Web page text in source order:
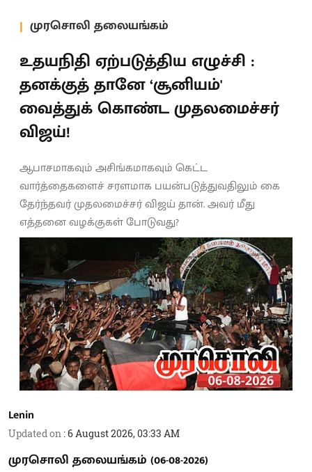
முரசொலி தலையங்கம்
உதயநிதி ஏற்படுத்திய எழுச்சி :
தனக்குத் தானே ‘சூனியம்'
வைத்துக் கொண்ட முதலமைச்சர்
விஜய்!
ஆபாசமாகவும் அசிங்கமாகவும் கெட்ட
வார்த்தைகளைச் சரளமாக பயன்படுத்துவதிலும் கை
தேர்ந்தவர் முதலமைச்சர் விஜய் தான். அவர் மீது
எத்தனை வழக்குகள் போடுவது?
Lenin
Updated on :6 August 2026, 03:33 AM
முரசொலி தலையங்கம் (06-08-2026)